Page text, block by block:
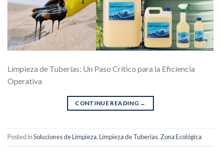
Limpieza de Tuberías: Un Paso Crítico para la Eficiencia
Operativa
CONTINUE READING →
Posted inSoluciones de Limpieza,Limpieza de Tuberías, Zona Ecológica